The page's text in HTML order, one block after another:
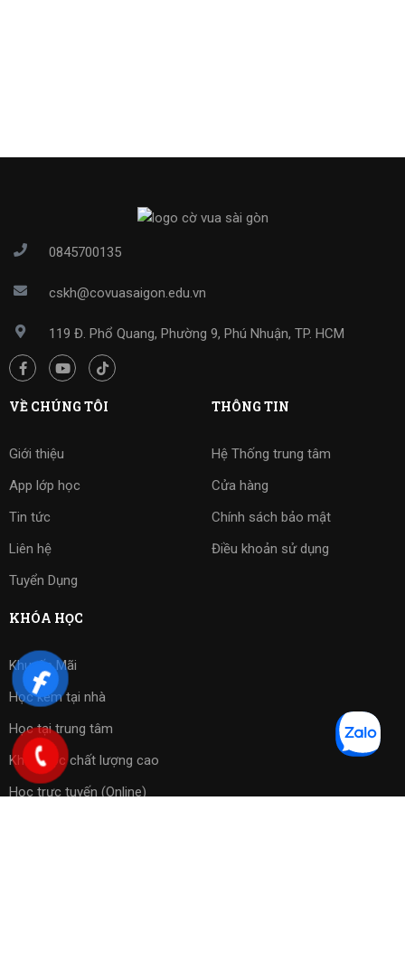
0845700135
cskh@covuasaigon.edu.vn
119 Đ. Phổ Quang, Phường 9, Phú Nhuận, TP. HCM
VỀ CHÚNG TÔI
Giới thiệu
App lớp học
Tin tức
Liên hệ
Tuyển Dụng
THÔNG TIN
Hệ Thống trung tâm
Cửa hàng
Chính sách bảo mật
Điều khoản sử dụng
KHÓA HỌC
Khuyến Mãi
Học kèm tại nhà
Học tại trung tâm
Khóa học chất lượng cao
Học trực tuyến (Online)